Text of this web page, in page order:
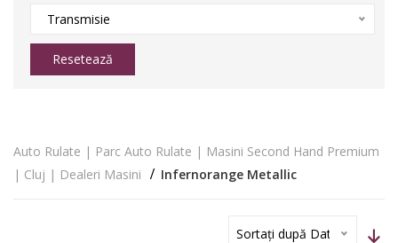
Transmisie
Resetează
Auto Rulate | Parc Auto Rulate | Masini Second Hand Premium
| Cluj | Dealeri Masini
Infernorange Metallic
Sortați după Dată